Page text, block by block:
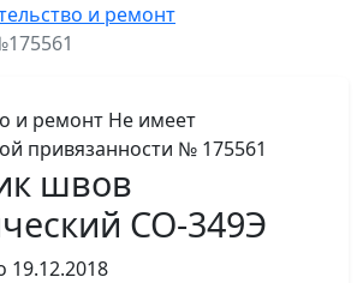
и ремонт
и ремонт Не имеет
привязанности № 175561
швов
СО-349Э
19.12.2018